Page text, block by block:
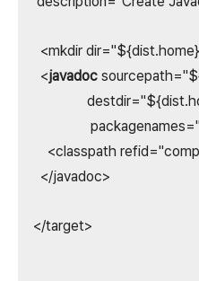
<mkdir
<javadoc
<classpath
</javadoc>
</target>